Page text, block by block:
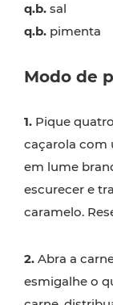
q.b. sal
q.b. pimenta
Modo de
1. Pique
caçarola com
em lume
escurecer e
caramelo.
2. Abra a
esmigalhe o